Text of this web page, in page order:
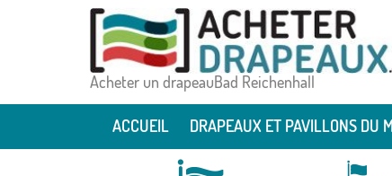
Acheter un drapeauBad Reichenhall
ACCUEIL DRAPEAUX ET PAVILLONS DU